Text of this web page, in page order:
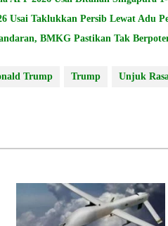
Usai Taklukkan Persib Lewat Adu
BMKG Pastikan Tak
Trump Trump Unjuk